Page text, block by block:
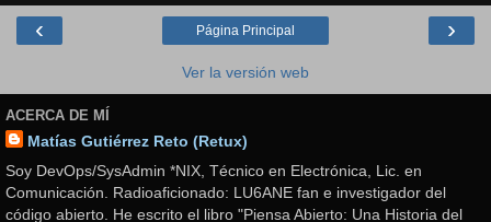
‹ ›
Página Principal
Ver la versión web
ACERCA DE MÍ
Matías Gutiérrez Reto (Retux)
Soy DevOps/SysAdmin *NIX, Técnico en Electrónica, Lic. en
Comunicación. Radioaficionado: LU6ANE fan e investigador del
código abierto. He escrito el libro "Piensa Abierto: Una Historia del